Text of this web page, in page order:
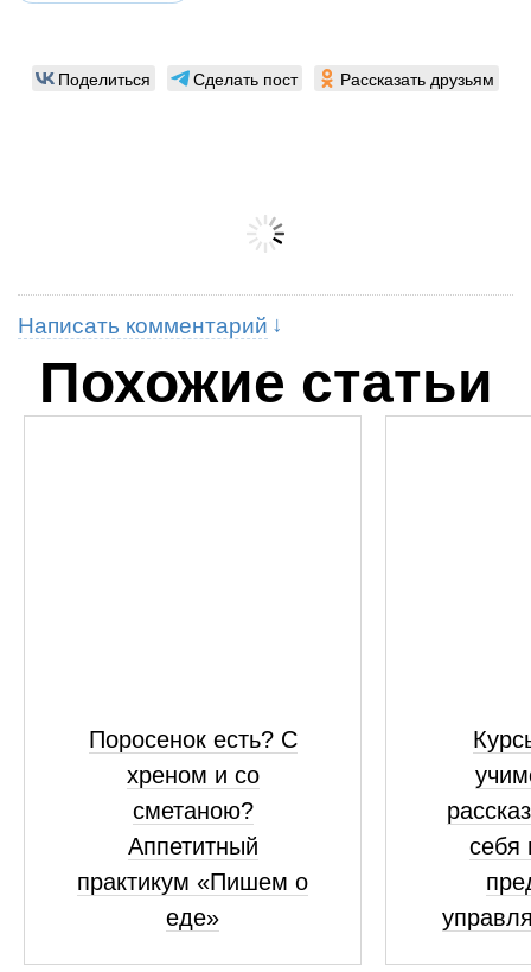
Поделиться Сделать пост Рассказать друзьям
Написать комментарий
Похожие статьи
Поросенок есть? С
хреном и со
сметаною?
Аппетитный
практикум «Пишем о
еде»
себя